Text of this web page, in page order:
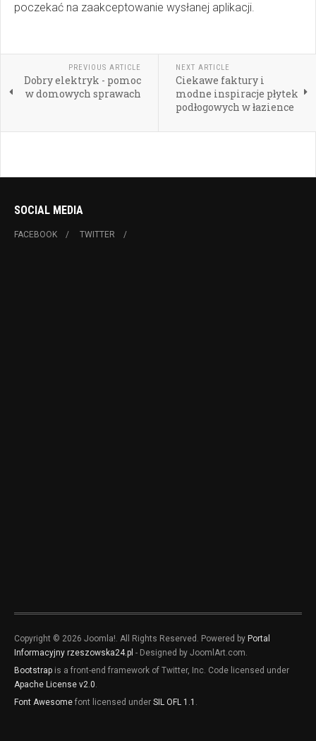
poczekać na zaakceptowanie wysłanej aplikacji.
PREVIOUS ARTICLE
Dobry elektryk - pomoc
w domowych sprawach
NEXT ARTICLE
Ciekawe faktury i
modne inspiracje płytek
podłogowych w łazience
SOCIAL MEDIA
FACEBOOK TWITTER
Copyright © 2026 Joomla!. All Rights Reserved. Powered by Portal
Informacyjny rzeszowska24.pl - Designed by JoomlArt.com.
Bootstrap is a front-end framework of Twitter, Inc. Code licensed under
Apache License v2.0.
Font Awesome font licensed under SIL OFL 1.1 .